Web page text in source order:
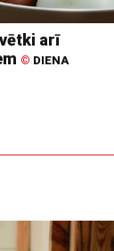
arī
© DIENA